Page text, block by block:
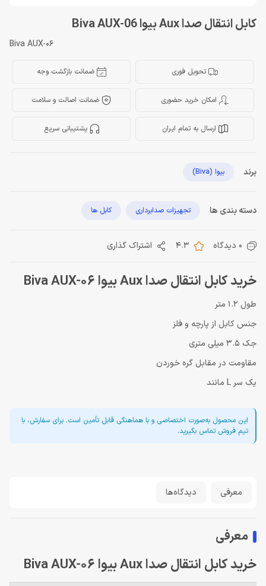
کابل انتقال صدا Aux بیوا Biva AUX-06
Biva AUX-06
تحویل فوری ضمانت بازگشت وجه
امکان خرید حضوری ضمانت اصالت و سلامت
ارسال به تمام ایران پشتیبانی سریع
برند بیوا (Biva)
دسته بندی ها تجهیزات صدابرداری کابل ها
0 دیدگاه 4.3 اشتراک گذاری
خرید کابل انتقال صدا Aux بیوا Biva AUX-06
طول 1.2 متر
جنس کابل از پارچه و فلز
جک 3.5 میلی متری
مقاومت در مقابل گره خوردن
یک سر L مانند
این محصول به‌صورت اختصاصی و با هماهنگی قابل تأمین است. برای سفارش، با
تیم فروش تماس بگیرید.
معرفی دیدگاه‌ها
معرفی
خرید کابل انتقال صدا Aux بیوا Biva AUX-06